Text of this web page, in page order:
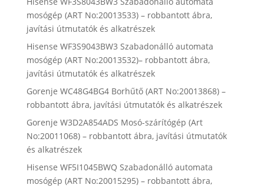
mosógép (ART No:20013533) – robbantott ábra,
javítási útmutatók és alkatrészek
Hisense WF3S9043BW3 Szabadonálló automata
mosógép (ART No:20013532)– robbantott ábra,
javítási útmutatók és alkatrészek
Gorenje WC48G4BG4 Borhűtő (ART No:20013868) –
robbantott ábra, javítási útmutatók és alkatrészek
Gorenje W3D2A854ADS Mosó-szárítógép (Art
No:20011068) – robbantott ábra, javítási útmutatók
és alkatrészek
Hisense WF5I1045BWQ Szabadonálló automata
mosógép (ART No:20015295) – robbantott ábra,